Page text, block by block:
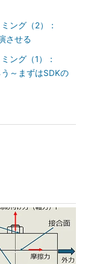
ング（2）：
させる
ング（1）：
～まずはSDKの